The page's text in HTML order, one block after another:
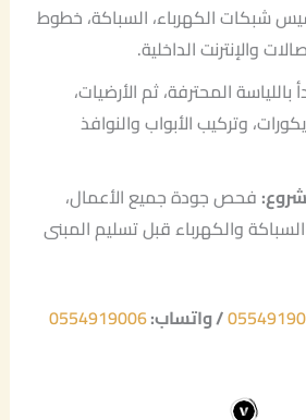
شبكات الكهرباء، السباكة، خطوط
والإنترنت الداخلية.
باللياسة المحترفة، ثم الأرضيات،
وتركيب الأبواب والنوافذ
فحص جودة جميع الأعمال،
والكهرباء قبل تسليم المبنى
/ واتساب:0554919006